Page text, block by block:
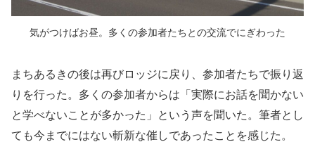
気がつけばお昼。多くの参加者たちとの交流でにぎわった
まちあるきの後は再びロッジに戻り、参加者たちで振り返
りを行った。多くの参加者からは「実際にお話を聞かない
と学べないことが多かった」という声を聞いた。筆者とし
ても今までにはない斬新な催しであったことを感じた。